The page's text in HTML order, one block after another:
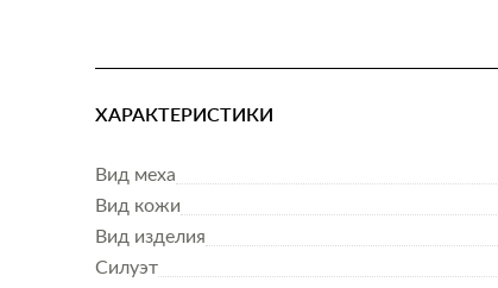
ХАРАКТЕРИСТИКИ
Вид меха
Вид кожи
Вид изделия
Силуэт